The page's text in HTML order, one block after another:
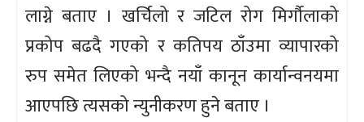
लाग्ने बताए । खर्चिलो र जटिल रोग मिर्गौलाको
प्रकोप बढदै गएको र कतिपय ठाँउमा व्यापारको
रुप समेत लिएको भन्दै नयाँ कानून कार्यान्वनयमा
आएपछि त्यसको न्युनीकरण हुने बताए ।